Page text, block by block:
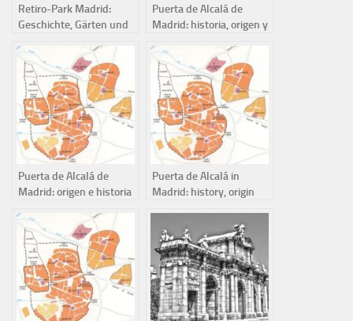
Retiro-Park Madrid:
Geschichte, Gärten und
Puerta de Alcalá de
Madrid: historia, origen y
Puerta de Alcalá de
Madrid: origen e historia
Puerta de Alcalá in
Madrid: history, origin